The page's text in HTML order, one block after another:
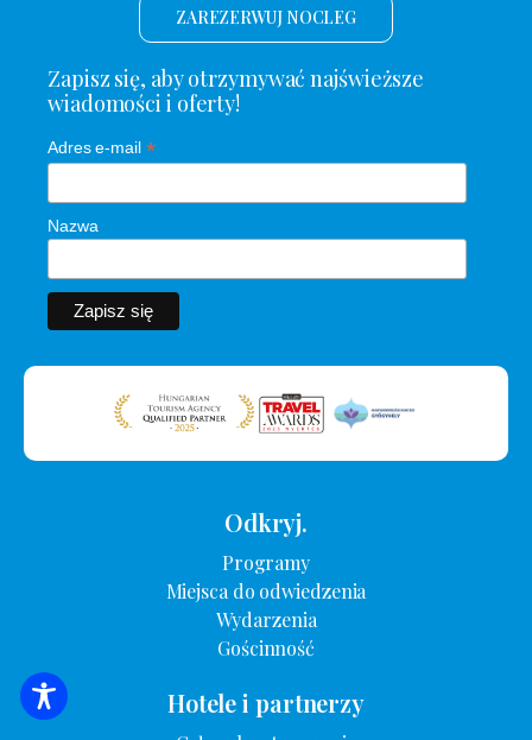
WYSZUKIWANIE ZAKWATEROWANIA
ZAREZERWUJ NOCLEG
Zapisz się, aby otrzymywać najświeższe
wiadomości i oferty!
Adres e-mail *
Nazwa
Odkryj.
Programy
Miejsca do odwiedzenia
Wydarzenia
Gościnność
Hotele i partnerzy